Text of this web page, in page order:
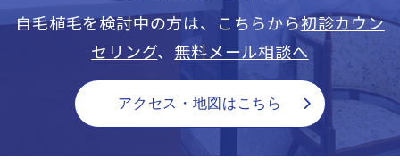
自毛植毛を検討中の方は、こちらから初診カウン
セリング、 無料メール相談へ
アクセス・地図はこちら